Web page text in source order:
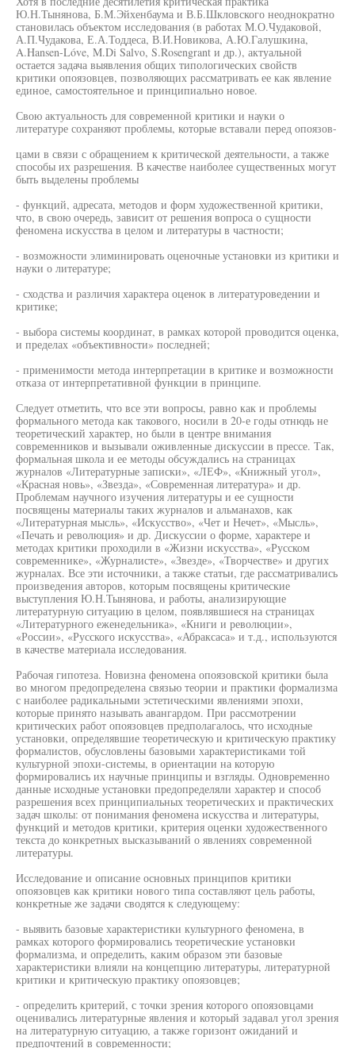
Ю.Н.Тынянова, Б.М.Эйхенбаума и В.Б.Шкловского неоднократно
становилась объектом исследования (в работах М.О.Чудаковой,
А.П.Чудакова, Е.А.Тоддеса, В.И.Новикова, А.Ю.Галушкина,
A.Hansen-Lóve, M.Di Salvo, S.Rosengrant и др.), актуальной
остается задача выявления общих типологических свойств
критики опоязовцев, позволяющих рассматривать ее как явление
единое, самостоятельное и принципиально новое.
Свою актуальность для современной критики и науки о
литературе сохраняют проблемы, которые вставали перед опоязов-
цами в связи с обращением к критической деятельности, а также
способы их разрешения. В качестве наиболее существенных могут
быть выделены проблемы
- функций, адресата, методов и форм художественной критики,
что, в свою очередь, зависит от решения вопроса о сущности
феномена искусства в целом и литературы в частности;
- возможности элиминировать оценочные установки из критики и
науки о литературе;
- сходства и различия характера оценок в литературоведении и
критике;
- выбора системы координат, в рамках которой проводится оценка,
и пределах «объективности» последней;
- применимости метода интерпретации в критике и возможности
отказа от интерпретативной функции в принципе.
Следует отметить, что все эти вопросы, равно как и проблемы
формального метода как такового, носили в 20-е годы отнюдь не
теоретический характер, но были в центре внимания
современников и вызывали оживленные дискуссии в прессе. Так,
формальная школа и ее методы обсуждались на страницах
журналов «Литературные записки», «ЛЕФ», «Книжный угол»,
«Красная новь», «Звезда», «Современная литература» и др.
Проблемам научного изучения литературы и ее сущности
посвящены материалы таких журналов и альманахов, как
«Литературная мысль», «Искусство», «Чет и Нечет», «Мысль»,
«Печать и революция» и др. Дискуссии о форме, характере и
методах критики проходили в «Жизни искусства», «Русском
современнике», «Журналисте», «Звезде», «Творчестве» и других
журналах. Все эти источники, а также статьи, где рассматривались
произведения авторов, которым посвящены критические
выступления Ю.Н.Тынянова, и работы, анализирующие
литературную ситуацию в целом, появлявшиеся на страницах
«Литературного еженедельника», «Книги и революции»,
«России», «Русского искусства», «Абраксаса» и т.д., используются
в качестве материала исследования.
Рабочая гипотеза. Новизна феномена опоязовской критики была
во многом предопределена связью теории и практики формализма
с наиболее радикальными эстетическими явлениями эпохи,
которые принято называть авангардом. При рассмотрении
критических работ опоязовцев предполагалось, что исходные
установки, определявшие теоретическую и критическую практику
формалистов, обусловлены базовыми характеристиками той
культурной эпохи-системы, в ориентации на которую
формировались их научные принципы и взгляды. Одновременно
данные исходные установки предопределяли характер и способ
разрешения всех принципиальных теоретических и практических
задач школы: от понимания феномена искусства и литературы,
функций и методов критики, критерия оценки художественного
текста до конкретных высказываний о явлениях современной
литературы.
Исследование и описание основных принципов критики
опоязовцев как критики нового типа составляют цель работы,
конкретные же задачи сводятся к следующему:
- выявить базовые характеристики культурного феномена, в
рамках которого формировались теоретические установки
формализма, и определить, каким образом эти базовые
характеристики влияли на концепцию литературы, литературной
критики и критическую практику опоязовцев;
- определить критерий, с точки зрения которого опоязовцами
оценивались литературные явления и который задавал угол зрения
на литературную ситуацию, а также горизонт ожиданий и
предпочтений в современности;